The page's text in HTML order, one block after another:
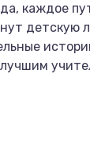
каждое
детскую